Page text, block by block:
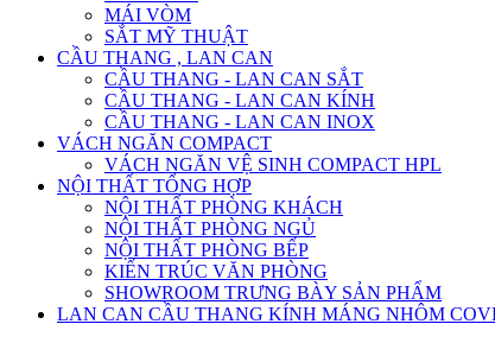
MÁI VÒM
SẮT MỸ THUẬT
CẦU THANG , LAN CAN
CẦU THANG - LAN CAN SẮT
CẦU THANG - LAN CAN KÍNH
CẦU THANG - LAN CAN INOX
VÁCH NGĂN COMPACT
VÁCH NGĂN VỆ SINH COMPACT HPL
NỘI THẤT TỔNG HỢP
NỘI THẤT PHÒNG KHÁCH
NỘI THẤT PHÒNG NGỦ
NỘI THẤT PHÒNG BẾP
KIẾN TRÚC VĂN PHÒNG
SHOWROOM TRƯNG BÀY SẢN PHẨM
LAN CAN CẦU THANG KÍNH MÁNG NHÔM